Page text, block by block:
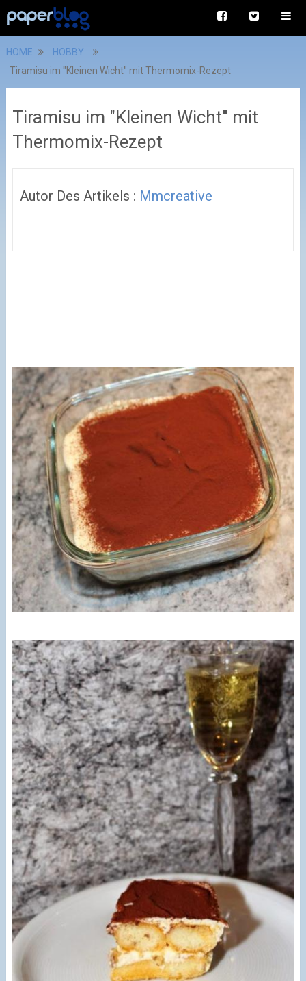
HOME
HOBBY
Tiramisu im "Kleinen Wicht" mit Thermomix-Rezept
Tiramisu im "Kleinen Wicht" mit
Thermomix-Rezept
Autor Des Artikels : Mmcreative